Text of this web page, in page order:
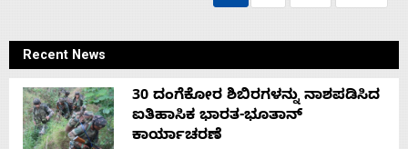
Recent News
30 ದಂಗೆಕೋರ ಶಿಬಿರಗಳನ್ನು ನಾಶಪಡಿಸಿದ
ಐತಿಹಾಸಿಕ ಭಾರತ-ಭೂತಾನ್
ಕಾರ್ಯಾಚರಣೆ